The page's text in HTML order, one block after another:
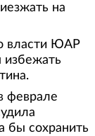
на
власти ЮАР
избежать
феврале
бы сохранить